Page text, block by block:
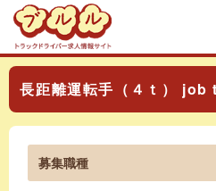
長距離運転手（４ｔ） job
募集職種